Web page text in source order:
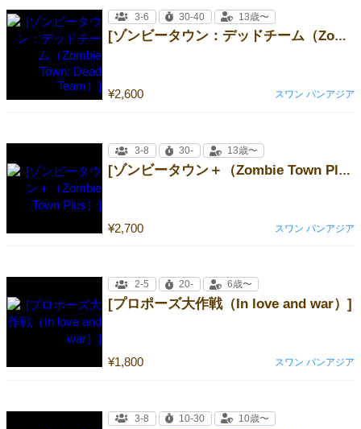
[ゾンビータウン：デッドチーム（Zombie Town: Dead Team）]
¥2,600
3-6 30-40 13歳〜
スワン パンアジア
[ゾンビータウン＋（Zombie Town Plus）]
¥2,700
3-8 30- 13歳〜
スワン パンアジア
[プロポーズ大作戦（In love and war）]
¥1,800
2-5 20- 6歳〜
スワン パンアジア
3-8 10-30 10歳〜